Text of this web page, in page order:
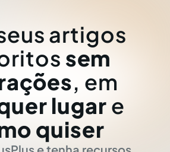
artigos
sem
, em
lugar e
quiser